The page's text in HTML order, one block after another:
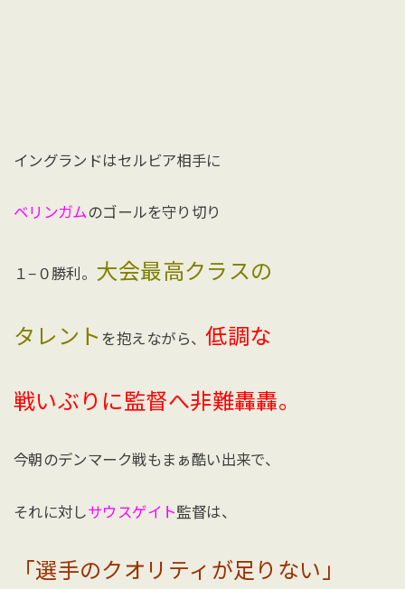
イングランドはセルビア相手に
ベリンガム のゴールを守り切り
１−０勝利。 大会最高クラスの
タレント を抱えながら、低調な
戦いぶりに監督へ非難轟轟。
今朝のデンマーク戦もまぁ酷い出来で、
それに対しサウスゲイト監督は、
「選手のクオリティが足りない」